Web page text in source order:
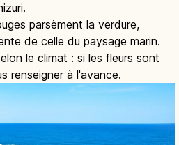
parsèment la verdure,
de celle du paysage marin.
le climat : si les fleurs sont
renseigner à l'avance.